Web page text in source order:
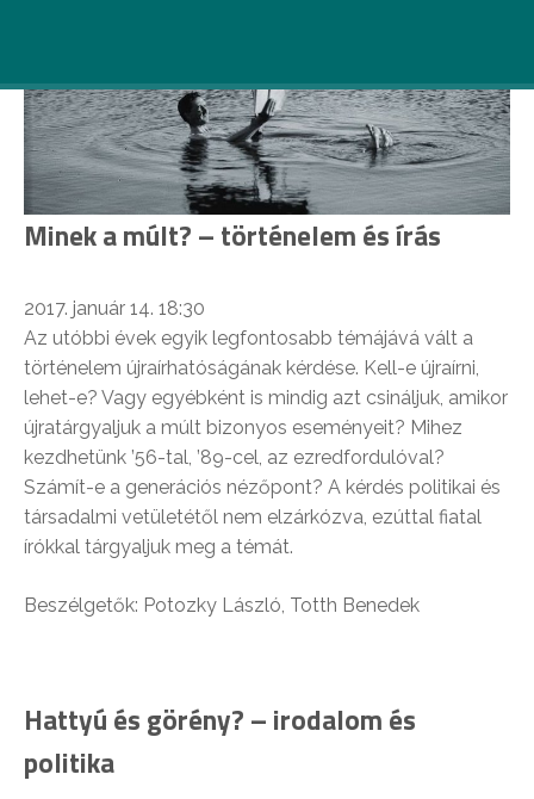
Minek a múlt? – történelem és írás
2017. január 14. 18:30
Az utóbbi évek egyik legfontosabb témájává vált a
történelem újraírhatóságának kérdése. Kell-e újraírni,
lehet-e? Vagy egyébként is mindig azt csináljuk, amikor
újratárgyaljuk a múlt bizonyos eseményeit? Mihez
kezdhetünk ’56-tal, ’89-cel, az ezredfordulóval?
Számít-e a generációs nézőpont? A kérdés politikai és
társadalmi vetületétől nem elzárkózva, ezúttal fiatal
írókkal tárgyaljuk meg a témát.
Beszélgetők: Potozky László, Totth Benedek
Hattyú és görény? – irodalom és
politika